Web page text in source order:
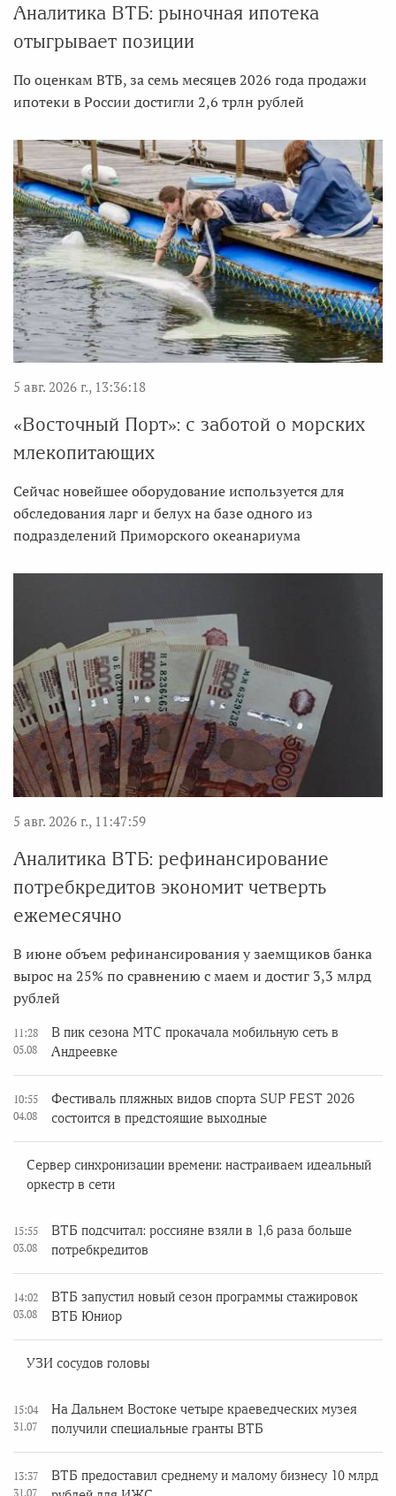
Аналитика ВТБ: рыночная ипотека
отыгрывает позиции
По оценкам ВТБ, за семь месяцев 2026 года продажи
ипотеки в России достигли 2,6 трлн рублей
5 авг. 2026 г., 13:36:18
«Восточный Порт»: с заботой о морских
млекопитающих
Сейчас новейшее оборудование используется для
обследования ларг и белух на базе одного из
подразделений Приморского океанариума
5 авг. 2026 г., 11:47:59
Аналитика ВТБ: рефинансирование
потребкредитов экономит четверть
ежемесячно
В июне объем рефинансирования у заемщиков банка
вырос на 25% по сравнению с маем и достиг 3,3 млрд
рублей
11:28
05.08
В пик сезона МТС прокачала мобильную сеть в
Андреевке
10:55
04.08
Фестиваль пляжных видов спорта SUP FEST 2026
состоится в предстоящие выходные
Сервер синхронизации времени: настраиваем идеальный
оркестр в сети
15:55
03.08
ВТБ подсчитал: россияне взяли в 1,6 раза больше
потребкредитов
14:02
03.08
ВТБ запустил новый сезон программы стажировок
ВТБ Юниор
УЗИ сосудов головы
15:04
31.07
На Дальнем Востоке четыре краеведческих музея
получили специальные гранты ВТБ
13:37
31.07
ВТБ предоставил среднему и малому бизнесу 10 млрд